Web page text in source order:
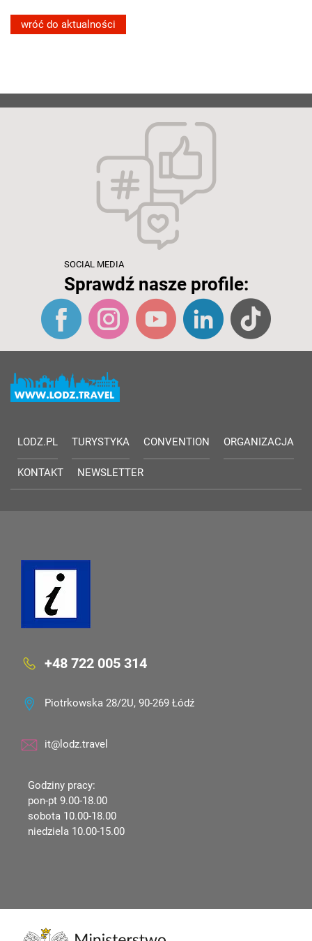
wróć do aktualności
SOCIAL MEDIA
Sprawdź nasze profile:
LODZ.PL TURYSTYKA CONVENTION ORGANIZACJA
KONTAKT NEWSLETTER
+48 722 005 314
Piotrkowska 28/2U, 90-269 Łódź
it@lodz.travel
Godziny pracy:
pon-pt 9.00-18.00
sobota 10.00-18.00
niedziela 10.00-15.00